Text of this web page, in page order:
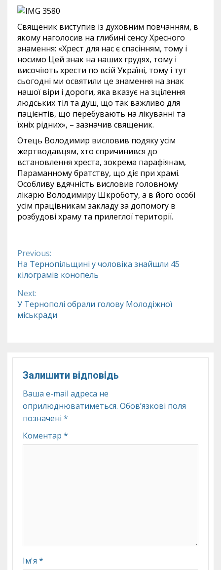
Священик виступив із духовним повчанням, в
якому наголосив на глибині сенсу Хресного
знамення: «Хрест для нас є спасінням, тому і
носимо Цей знак на наших грудях, тому і
височіють хрести по всій Україні, тому і тут
сьогодні ми освятили це знамення на знак
нашої віри і дороги, яка вказує на зцілення
людських тіл та душ, що так важливо для
пацієнтів, що перебувають на лікуванні та
їхніх рідних», – зазначив священик.
Отець Володимир висловив подяку усім
жертводавцям, хто спричинився до
встановлення хреста, зокрема парафіянам,
Параманному братству, що діє при храмі.
Особливу вдячність висловив головному
лікарю Володимиру Шкроботу, а в його особі
усім працівникам закладу за допомогу в
розбудові храму та прилеглої території.
Continue
Reading
Previous:
На Тернопільщині у чоловіка знайшли 45
кілограмів конопель
Next:
У Тернополі обрали голову Молодіжної
міськради
Залишити відповідь
Ваша e-mail адреса не
оприлюднюватиметься. Обов’язкові поля
позначені *
Коментар *
Ім'я *